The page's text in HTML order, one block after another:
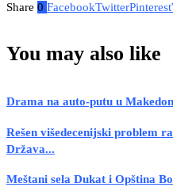
Share 0 FacebookTwitterPinterest
You may also like
Drama na auto-putu u
Rešen višedecenijski problem
Država...
Meštani sela Dukat i Opština